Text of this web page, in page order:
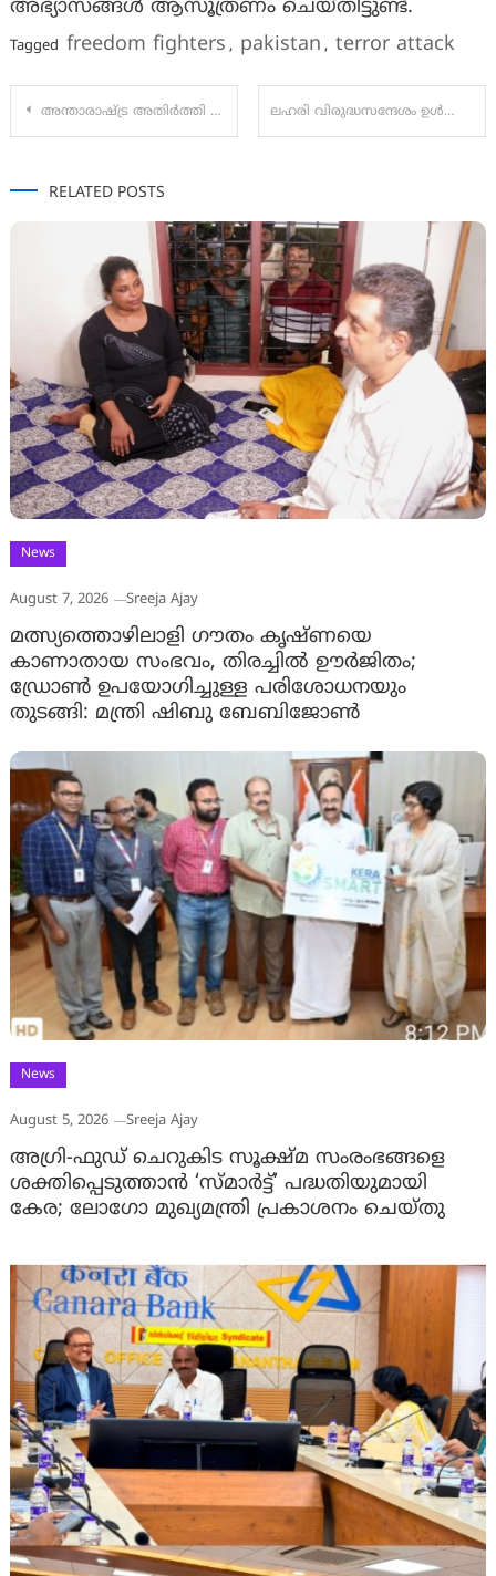
അഭ്യാസങ്ങൾ ആസൂത്രണം ചെയ്തിട്ടുണ്ട്.
Tagged freedom fighters , pakistan , terror attack
Post
അന്താരാഷ്ട്ര അതിർത്തി മറികടന്ന ജവാനെ പാകിസ്ഥാൻ കസ്റ്റഡിയിലെടുത്തു ലഹരി വിരുദ്ധസന്ദേശം ഉൾപ്പെടുത്തിയ 20 ലക്ഷം നോട്ട് ബുക്കുകളുടെ വിപണനോദ്ഘാടനം മുഖ്യമന്ത്രി നിർവഹിക്കുന്നു
RELATED POSTS
News
August 7, 2026 Sreeja Ajay
മത്സ്യത്തൊഴിലാളി ഗൗതം കൃഷ്ണയെ
കാണാതായ സംഭവം, തിരച്ചിൽ ഊർജിതം;
ഡ്രോണ്‍ ഉപയോഗിച്ചുള്ള പരിശോധനയും
തുടങ്ങി: മന്ത്രി ഷിബു ബേബിജോണ്‍
News
August 5, 2026 Sreeja Ajay
അഗ്രി-ഫുഡ് ചെറുകിട സൂക്ഷ്മ സംരംഭങ്ങളെ
ശക്തിപ്പെടുത്താന്‍ ‘സ്മാര്‍ട്ട്’ പദ്ധതിയുമായി
കേര; ലോഗോ മുഖ്യമന്ത്രി പ്രകാശനം ചെയ്തു